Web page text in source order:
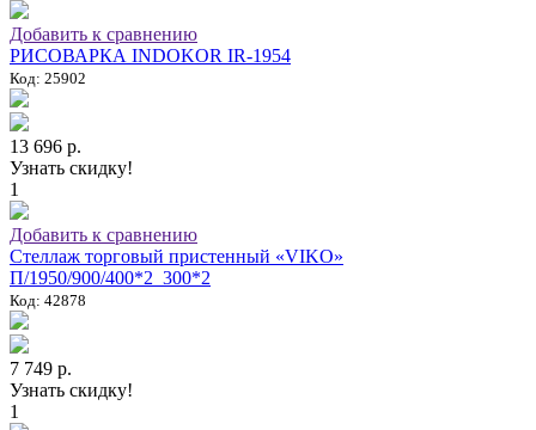
Добавить к сравнению
РИСОВАРКА INDOKOR IR-1954
Код: 25902
13 696 р.
Узнать скидку!
1
Добавить к сравнению
Стеллаж торговый пристенный «VIKO»
П/1950/900/400*2_300*2
Код: 42878
7 749 р.
Узнать скидку!
1